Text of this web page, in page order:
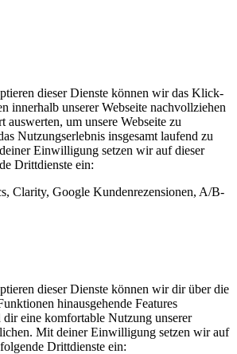
dieser Dienste können wir das Klick-
innerhalb unserer Webseite nachvollziehen
auswerten, um unsere Webseite zu
Nutzungserlebnis insgesamt laufend zu
Einwilligung setzen wir auf dieser
Drittdienste ein:
Clarity, Google Kundenrezensionen, A/B-
dieser Dienste können wir dir über die
hinausgehende Features
dir eine komfortable Nutzung unserer
Mit deiner Einwilligung setzen wir auf
Drittdienste ein: